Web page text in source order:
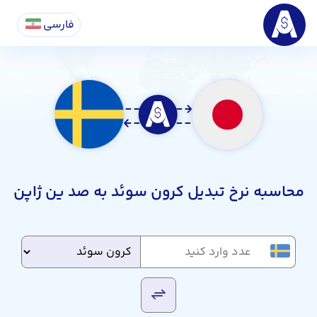
فارسی
محاسبه نرخ تبدیل کرون سوئد به صد ین ژاپن